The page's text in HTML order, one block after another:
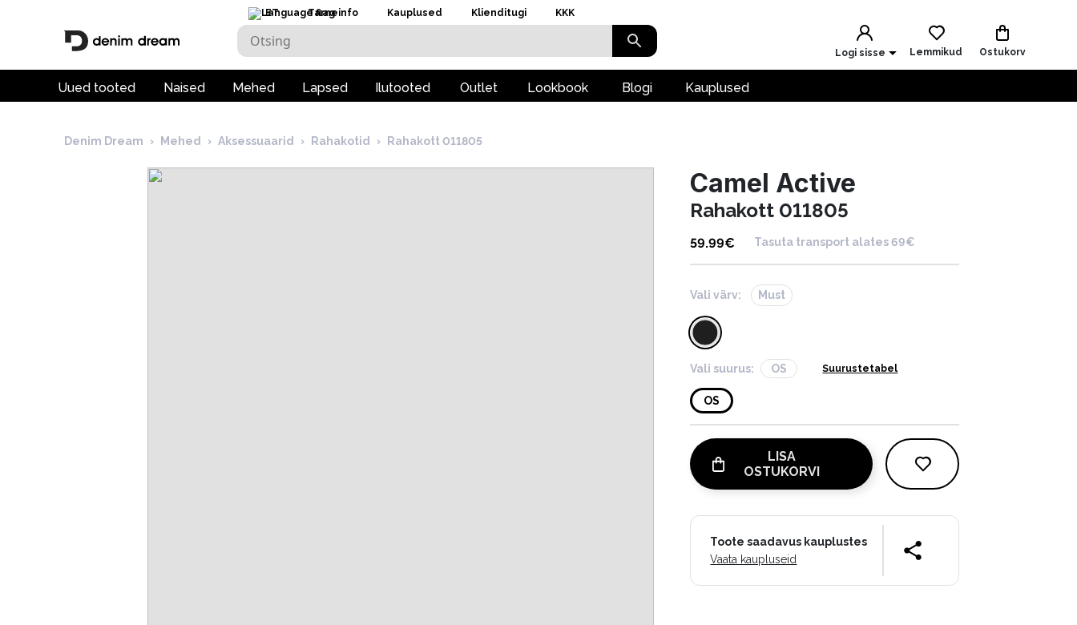
ET Tarneinfo Kauplused Klienditugi KKK
Logi sisse Lemmikud Ostukorv
Uued tooted Naised Mehed Lapsed Ilutooted Outlet Lookbook Blogi Kauplused
Denim Dream › Mehed › Aksessuaarid › Rahakotid › Rahakott 011805
Camel Active
Rahakott 011805
59.99€ Tasuta transport alates 69€
Vali värv: Must
Vali suurus: OS Suurustetabel
OS
LISA
OSTUKORVI
Toote saadavus kauplustes
Vaata kaupluseid